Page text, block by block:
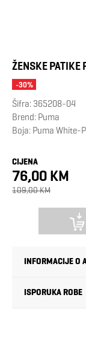
ŽENSKE PATIKE
-30%
Šifra: 365208-04
Brend: Puma
Boja: Puma White-
CIJENA
76,00 KM
109,00 KM
INFORMACIJE O
ISPORUKA ROBE